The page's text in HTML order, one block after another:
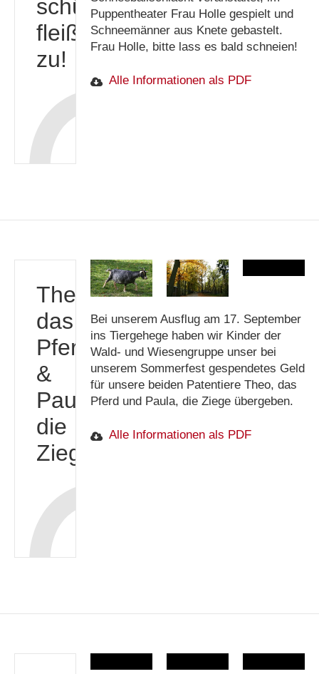
schüttle
fleißig
zu!
Puppentheater Frau Holle gespielt und
Schneemänner aus Knete gebastelt.
Frau Holle, bitte lass es bald schneien!
Alle Informationen als PDF
Theo,
das
Pferd
&
Paula,
die
Ziege
Bei unserem Ausflug am 17. September
ins Tiergehege haben wir Kinder der
Wald- und Wiesengruppe unser bei
unserem Sommerfest gespendetes Geld
für unsere beiden Patentiere Theo, das
Pferd und Paula, die Ziege übergeben.
Alle Informationen als PDF